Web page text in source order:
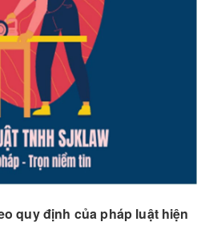
quy định của pháp luật hiện